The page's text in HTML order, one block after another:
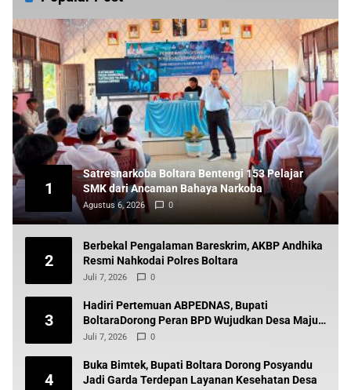
1
Satresnarkoba Boltara Bentengi 153 Pelajar
SMK dari Ancaman Bahaya Narkoba
Agustus 6, 2026 0
2
Berbekal Pengalaman Bareskrim, AKBP Andhika
Resmi Nahkodai Polres Boltara
Juli 7, 2026 0
3
Hadiri Pertemuan ABPEDNAS, Bupati
BoltaraDorong Peran BPD Wujudkan Desa Maju
dan Transparan
Juli 7, 2026 0
4
Buka Bimtek, Bupati Boltara Dorong Posyandu
Jadi Garda Terdepan Layanan Kesehatan Desa